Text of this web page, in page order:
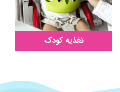
تغذیه کودک